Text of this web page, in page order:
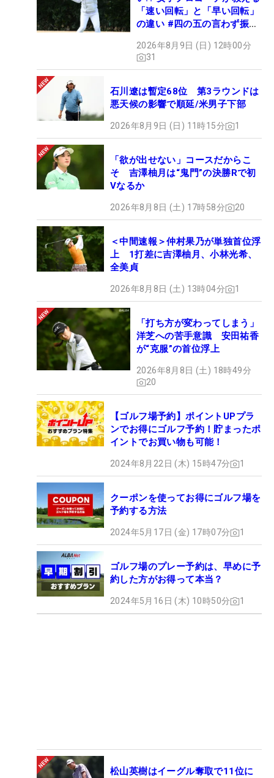
「速い回転」と「早い回転」
の違い #四の五の言わず振り
2026年8月9日 (日) 12時00分
31
石川遼は暫定68位 第3ラウンドは
悪天候の影響で順延/米男子下部
2026年8月9日 (日) 11時15分 1
「欲が出せない」コースだからこ
そ 吉澤柚月は“鬼門”の決勝Rで初
Vなるか
2026年8月8日 (土) 17時58分 20
＜中間速報＞仲村果乃が単独首位浮
上 1打差に吉澤柚月、小林光希、
全美貞
2026年8月8日 (土) 13時04分 1
「打ち方が変わってしまう」
洋芝への苦手意識 安田祐香
が“克服”の首位浮上
2026年8月8日 (土) 18時49分
20
【ゴルフ場予約】ポイントUPプラ
ンでお得にゴルフ予約！貯まったポ
イントでお買い物も可能！
2024年8月22日 (木) 15時47分 1
クーポンを使ってお得にゴルフ場を
予約する方法
2024年5月17日 (金) 17時07分 1
ゴルフ場のプレー予約は、早めに予
約した方がお得って本当？
2024年5月16日 (木) 10時50分 1
松山英樹はイーグル奪取で11位に